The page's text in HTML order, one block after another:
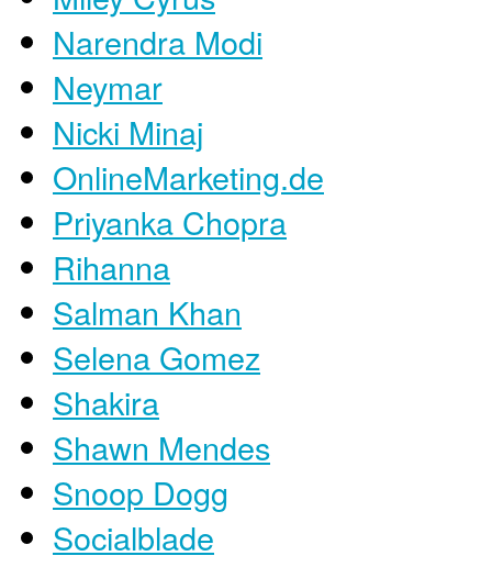
Narendra Modi
Neymar
Nicki Minaj
OnlineMarketing.de
Priyanka Chopra
Rihanna
Salman Khan
Selena Gomez
Shakira
Shawn Mendes
Snoop Dogg
Socialblade